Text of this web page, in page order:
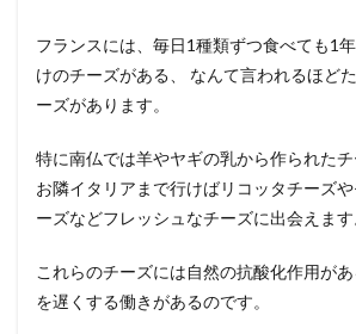
フランスには、毎日1種類ずつ食べても1
けのチーズがある、 なんて言われるほど
ーズがあります。
特に南仏では羊やヤギの乳から作られた
お隣イタリアまで行けばリコッタチーズ
ーズなどフレッシュなチーズに出会えます
これらのチーズには自然の抗酸化作用が
を遅くする働きがあるのです。